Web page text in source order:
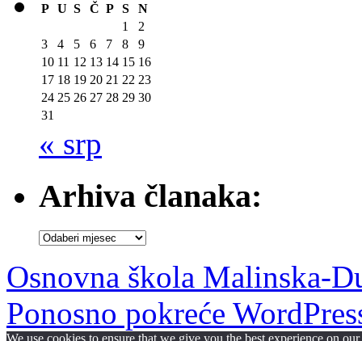
P U S Č P S
N
1
2
3
4 5 6 7 8
9
10 11 12 13 14 15 16
17 18 19 20 21 22 23
24 25 26 27 28 29 30
31
« srp
Arhiva članaka:
Arhiva
Osnovna škola Malinska-
Ponosno pokreće
We use cookies to ensure that we give you the best experience on